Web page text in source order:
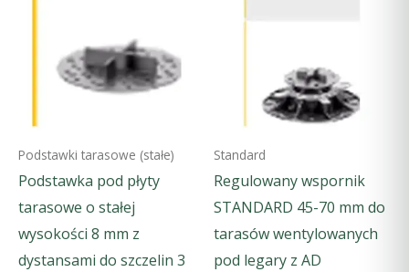
Podstawki tarasowe (stałe)
Podstawka pod płyty
tarasowe o stałej
wysokości 8 mm z
dystansami do szczelin 3
Standard
Regulowany wspornik
STANDARD 45-70 mm do
tarasów wentylowanych
pod legary z AD